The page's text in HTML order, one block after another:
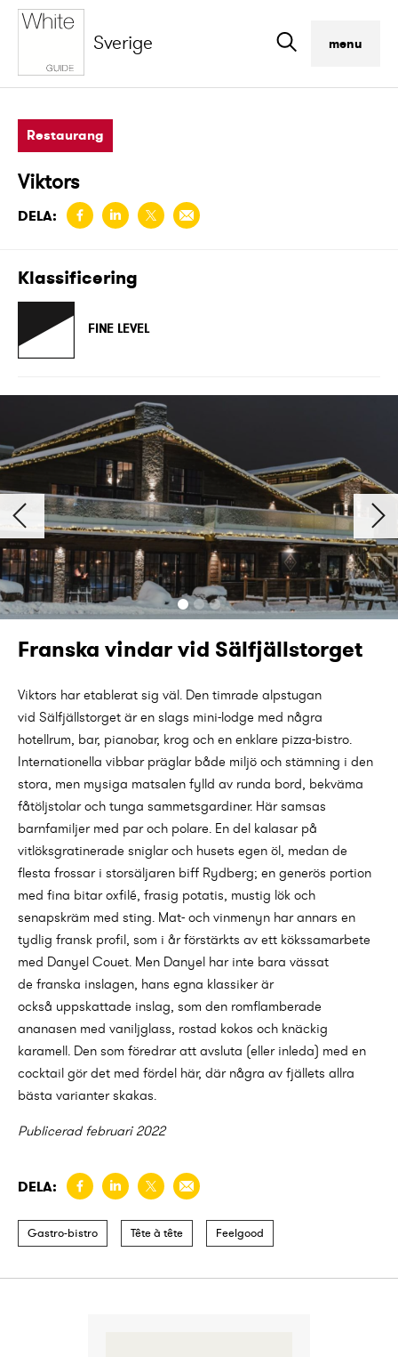
Sverige menu
Restaurang
Viktors
DELA:
Klassificering
FINE LEVEL
Franska vindar vid Sälfjällstorget
Viktors har etablerat sig väl. Den timrade alpstugan
vid Sälfjällstorget är en slags mini-lodge med några
hotellrum, bar, pianobar, krog och en enklare pizza-bistro.
Internationella vibbar präglar både miljö och stämning i den
stora, men mysiga matsalen fylld av runda bord, bekväma
fåtöljstolar och tunga sammetsgardiner. Här samsas
barnfamiljer med par och polare. En del kalasar på
vitlöksgratinerade sniglar och husets egen öl, medan de
flesta frossar i storsäljaren biff Rydberg; en generös portion
med fina bitar oxfilé, frasig potatis, mustig lök och
senapskräm med sting. Mat- och vinmenyn har annars en
tydlig fransk profil, som i år förstärkts av ett kökssamarbete
med Danyel Couet. Men Danyel har inte bara vässat
de franska inslagen, hans egna klassiker är
också uppskattade inslag, som den romflamberade
ananasen med vaniljglass, rostad kokos och knäckig
karamell. Den som föredrar att avsluta (eller inleda) med en
cocktail gör det med fördel här, där några av fjällets allra
bästa varianter skakas.
Publicerad februari 2022
DELA:
Gastro-bistro Tête à tête Feelgood